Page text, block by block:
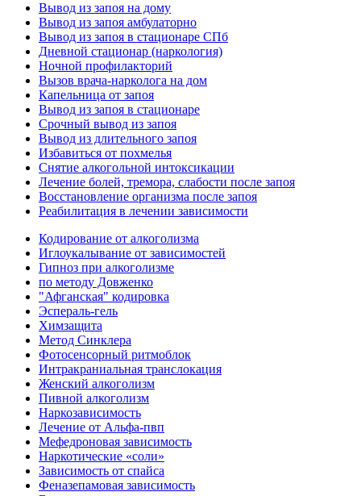
Вывод из запоя на дому
Вывод из запоя амбулаторно
Вывод из запоя в стационаре СПб
Дневной стационар (наркология)
Ночной профилакторий
Вызов врача-нарколога на дом
Капельница от запоя
Вывод из запоя в стационаре
Срочный вывод из запоя
Вывод из длительного запоя
Избавиться от похмелья
Снятие алкогольной интоксикации
Лечение болей, тремора, слабости после запоя
Восстановление организма после запоя
Реабилитация в лечении зависимости
Кодирование от алкоголизма
Иглоукалывание от зависимостей
Гипноз при алкоголизме
по методу Довженко
"Афганская" кодировка
Эспераль-гель
Химзащита
Метод Синклера
Фотосенсорный ритмоблок
Интракраниальная транслокация
Женский алкоголизм
Пивной алкоголизм
Наркозависимость
Лечение от Альфа-пвп
Мефедроновая зависимость
Наркотические «соли»
Зависимость от спайса
Феназепамовая зависимость